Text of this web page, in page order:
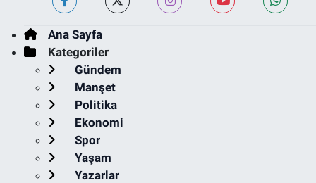
Ana Sayfa
Kategoriler
Gündem
Manşet
Politika
Ekonomi
Spor
Yaşam
Yazarlar